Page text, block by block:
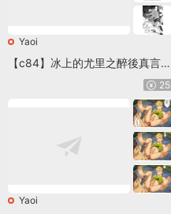
Yaoi
【c84】冰上的尤里之醉後真言 E
25
Yaoi